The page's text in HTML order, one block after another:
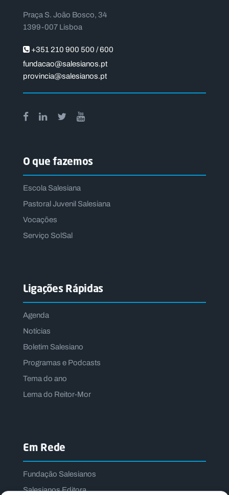
Praça S. João Bosco, 34
1399-007 Lisboa
+351 210 900 500 / 600
fundacao@salesianos.pt
provincia@salesianos.pt
O que fazemos
Escola Salesiana
Pastoral Juvenil Salesiana
Vocações
Serviço SolSal
Ligações Rápidas
Agenda
Notícias
Boletim Salesiano
Programas e Podcasts
Tema do ano
Lema do Reitor-Mor
Em Rede
Fundação Salesianos
Salesianos Editora